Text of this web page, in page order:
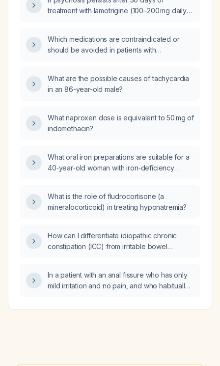
treatment with lamotrigine (100–200 mg daily)
Which medications are contraindicated or
should be avoided in patients with
What are the possible causes of tachycardia
in an 86-year-old male?
What naproxen dose is equivalent to 50 mg of
indomethacin?
What oral iron preparations are suitable for a
40‑year‑old woman with iron‑deficiency
What is the role of fludrocortisone (a
mineralocorticoid) in treating hyponatremia?
How can I differentiate idiopathic chronic
constipation (ICC) from irritable bowel
In a patient with an anal fissure who has only
mild irritation and no pain, and who habitually
sphincter function, what is the appropriate